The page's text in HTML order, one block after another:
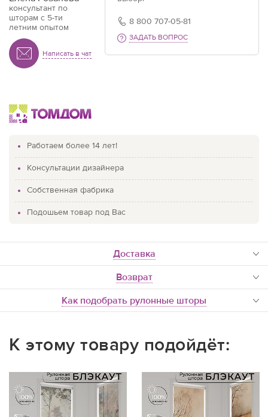
консультант по
шторам с 5-ти
летним опытом
Написать в чат
8 800 707-05-81
ЗАДАТЬ ВОПРОС
Работаем более 14 лет!
Консультации дизайнера
Собственная фабрика
Подошьем товар под Вас
доставка
Возврат
Как подобрать рулонные шторы
К этому товару подойдёт: